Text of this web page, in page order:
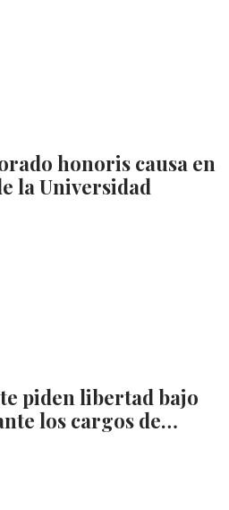
honoris causa en
la Universidad
piden libertad bajo
los cargos de…